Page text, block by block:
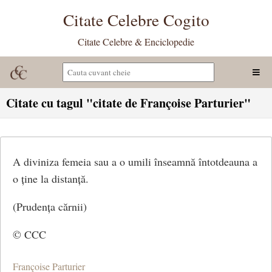
Citate Celebre Cogito
Citate Celebre & Enciclopedie
Citate cu tagul "citate de Françoise Parturier"
A diviniza femeia sau a o umili înseamnă întotdeauna a
o ține la distanță.
(Prudența cărnii)
© CCC
Françoise Parturier